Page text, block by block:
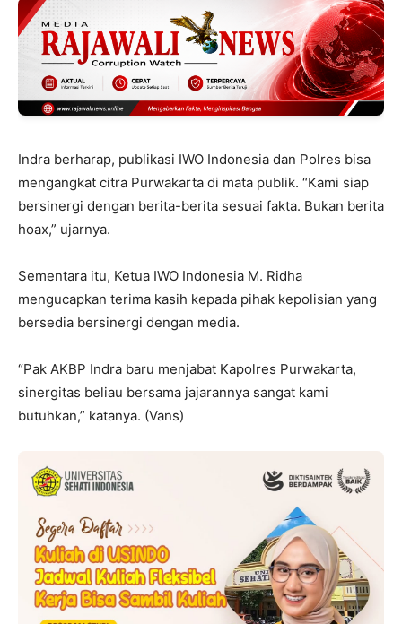
Indra berharap, publikasi IWO Indonesia dan Polres bisa
mengangkat citra Purwakarta di mata publik. “Kami siap
bersinergi dengan berita-berita sesuai fakta. Bukan berita
hoax,” ujarnya.
Sementara itu, Ketua IWO Indonesia M. Ridha
mengucapkan terima kasih kepada pihak kepolisian yang
bersedia bersinergi dengan media.
“Pak AKBP Indra baru menjabat Kapolres Purwakarta,
sinergitas beliau bersama jajarannya sangat kami
butuhkan,” katanya. (Vans)